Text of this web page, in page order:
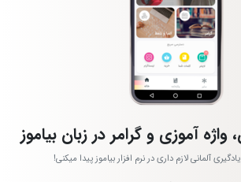
واژه آموزی و گرامر در زبان بیاموز
آلمانی لازم داری در نرم افزار بیاموز پیدا میکنی!